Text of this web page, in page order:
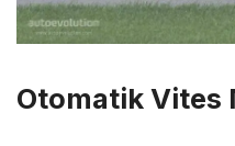
Otomatik Vites